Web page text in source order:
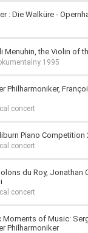
: Die Walküre -
Menuhin, the Violin of
1995
Philharmoniker,
concert
Piano Competition
concert
du Roy, Jonathan
concert
Moments of Music:
Philharmoniker